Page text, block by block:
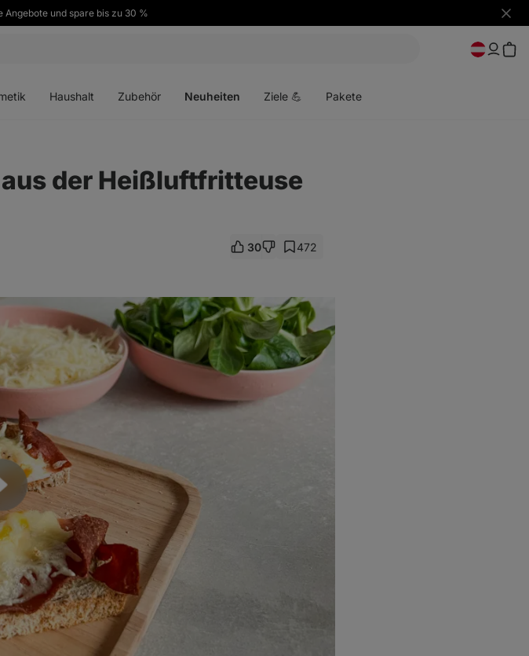
Angebote und spare bis zu 30 %
Haushalt Zubehör Neuheiten Ziele 💪 Pakete
der Heißluftfritteuse
30 472